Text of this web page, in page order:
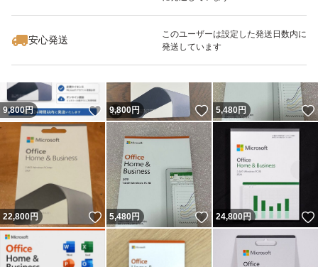
安心発送
このユーザーは設定した発送日数内に
発送しています
いいね！
2,800
9,800円 いいね！
9,800円 いいね！
5,480円
22,800円 いいね！
5,480円 いいね！
24,800円